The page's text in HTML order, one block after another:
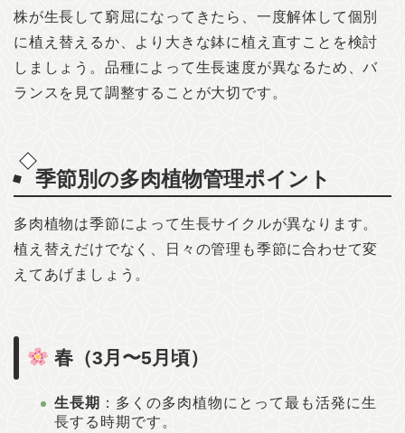
株が生長して窮屈になってきたら、一度解体して個別
に植え替えるか、より大きな鉢に植え直すことを検討
しましょう。品種によって生長速度が異なるため、バ
ランスを見て調整することが大切です。
季節別の多肉植物管理ポイント
多肉植物は季節によって生長サイクルが異なります。
植え替えだけでなく、日々の管理も季節に合わせて変
えてあげましょう。
春（3月〜5月頃）
生長期 ：多くの多肉植物にとって最も活発に生
長する時期です。